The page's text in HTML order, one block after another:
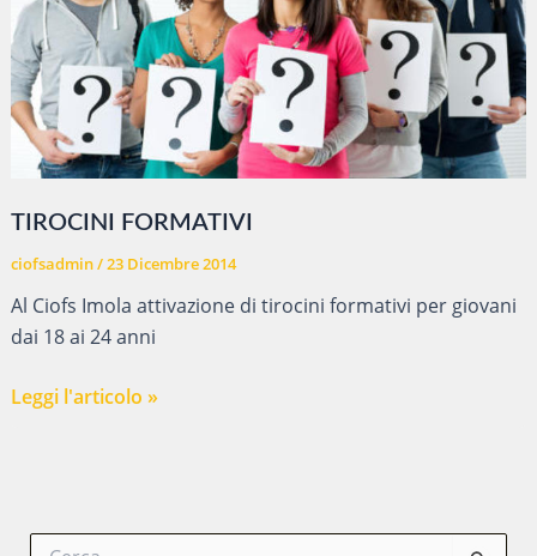
TIROCINI FORMATIVI
ciofsadmin/23 Dicembre 2014
Al Ciofs Imola attivazione di tirocini formativi per giovani
dai 18 ai 24 anni
TIROCINI
Leggi l'articolo »
C